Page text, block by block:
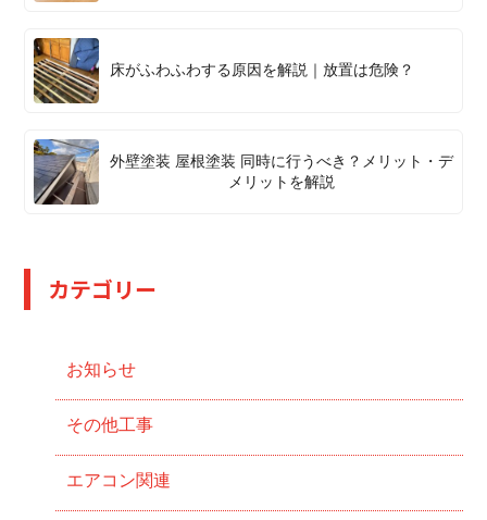
床がふわふわする原因を解説｜放置は危険？
外壁塗装 屋根塗装 同時に行うべき？メリット・デ
メリットを解説
カテゴリー
お知らせ
その他工事
エアコン関連